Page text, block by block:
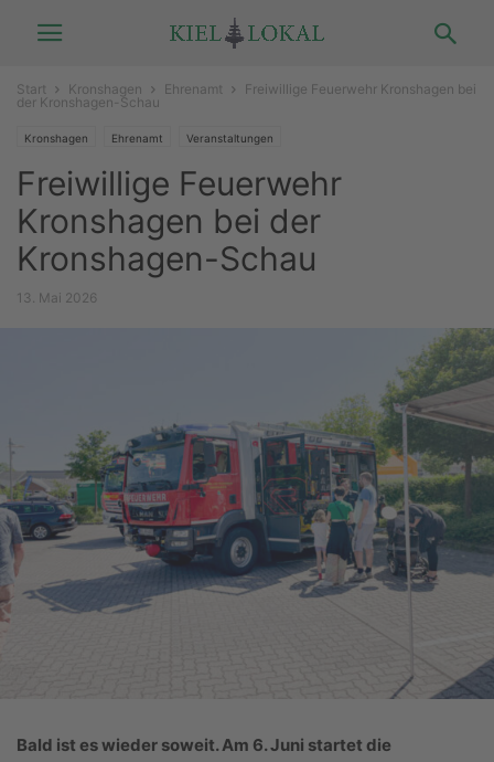
Start Kronshagen Ehrenamt
Freiwillige Feuerwehr Kronshagen bei
der Kronshagen-Schau
Kronshagen Ehrenamt Veranstaltungen
Freiwillige Feuerwehr
Kronshagen bei der
Kronshagen-Schau
13. Mai 2026
Bald ist es wieder soweit. Am 6. Juni startet die